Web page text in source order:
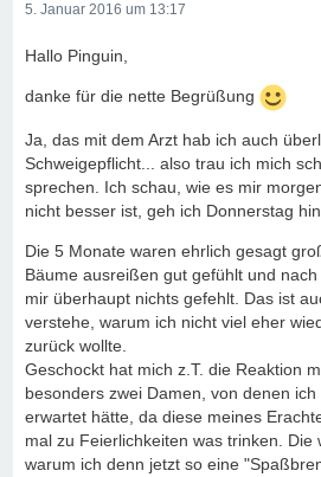
5. Januar 2016 um 13:17
Hallo Pinguin,
danke für die nette Begrüßung
Ja, das mit dem Arzt hab ich auch
Schweigepflicht... also trau ich mich
sprechen. Ich schau, wie es mir
nicht besser ist, geh ich Donnerstag hin.
Die 5 Monate waren ehrlich gesagt
Bäume ausreißen gut gefühlt und
mir überhaupt nichts gefehlt. Das ist
verstehe, warum ich nicht viel eher
zurück wollte.
Geschockt hat mich z.T. die Reaktion
besonders zwei Damen, von denen
erwartet hätte, da diese meines
mal zu Feierlichkeiten was trinken. Die
warum ich denn jetzt so eine